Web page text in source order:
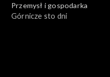
Przemysł i gospodarka
Górnicze sto dni